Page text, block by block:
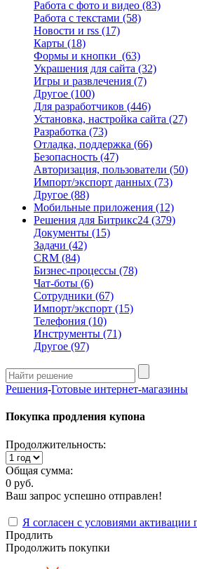
Работа с фото и видео (83)
Работа с текстами (58)
Новости и rss (17)
Карты (18)
Формы и кнопки (63)
Украшения для сайта (32)
Игры и развлечения (7)
Другое (100)
Для разработчиков (446)
Установка, настройка сайта (27)
Разработка (73)
Отладка, поддержка (66)
Безопасность (47)
Авторизация, пользователи (50)
Импорт/экспорт данных (73)
Другое (88)
Мобильные приложения (12)
Решения для Битрикс24 (379)
Документы (15)
Задачи (42)
CRM (84)
Бизнес-процессы (78)
Чат-боты (6)
Сотрудники (67)
Импорт/экспорт (15)
Телефония (10)
Инструменты (71)
Другое (97)
Решения-Готовые интернет-магазины
Покупка продления купона
Продолжительность:
Общая сумма:
0 руб.
Ваш запрос успешно отправлен!
Я согласен с условиями активации
Продлить
Продолжить покупки